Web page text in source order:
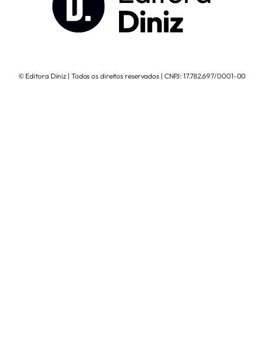
© Editora Diniz | Todos os direitos reservados | CNPJ: 17.782.697/0001-00